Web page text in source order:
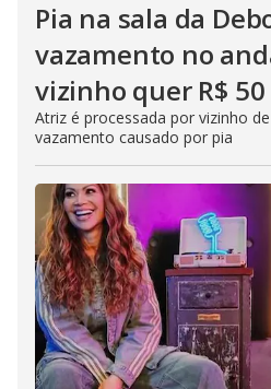
Pia na sala da
vazamento no
vizinho quer R$
Atriz é processada por vizinho
vazamento causado por pia